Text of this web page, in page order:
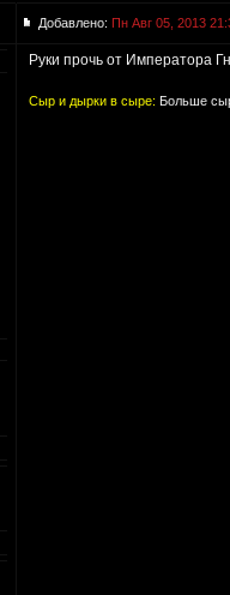
Добавлено: Пн Авг 05, 2013
Руки прочь от Императора
Сыр и дырки в сыре: Больше